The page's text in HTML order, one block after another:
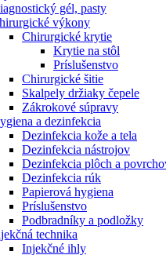
gél, pasty
výkony
Chirurgické krytie
Krytie na stôl
Príslušenstvo
Chirurgické šitie
Skalpely držiaky čepele
Zákrokové súpravy
a dezinfekcia
Dezinfekcia kože a tela
Dezinfekcia nástrojov
Dezinfekcia plôch a
Dezinfekcia rúk
Papierová hygiena
Príslušenstvo
Podbradníky a podložky
technika
Injekčné ihly